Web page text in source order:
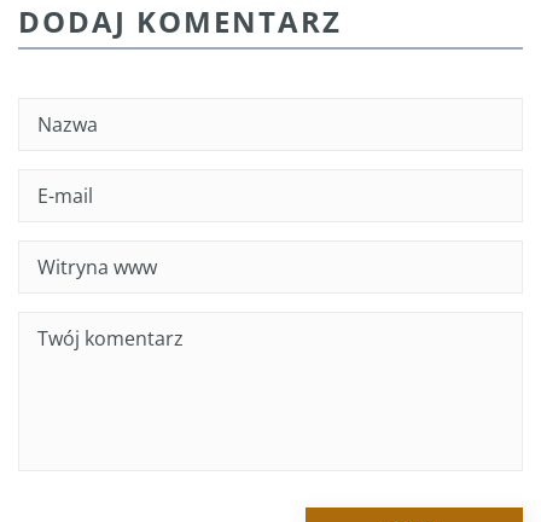
DODAJ KOMENTARZ